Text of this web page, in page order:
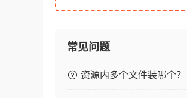
常见问题
资源内多个文件装哪个？